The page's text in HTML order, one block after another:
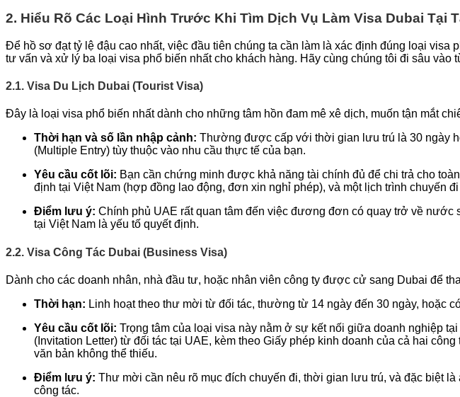
2. Hiểu Rõ Các Loại Hình Trước Khi Tìm Dịch Vụ Làm Visa Dubai Tại
Để hồ sơ đạt tỷ lệ đậu cao nhất, việc đầu tiên chúng ta cần làm là xác định đúng loại
tư vấn và xử lý ba loại visa phổ biến nhất cho khách hàng. Hãy cùng chúng tôi đi sâu vào
2.1. Visa Du Lịch Dubai (Tourist Visa)
Đây là loại visa phổ biến nhất dành cho những tâm hồn đam mê xê dịch, muốn tận mắt
Thời hạn và số lần nhập cảnh: Thường được cấp với thời gian lưu trú là 30 ngày
(Multiple Entry) tùy thuộc vào nhu cầu thực tế của bạn.
Yêu cầu cốt lõi: Bạn cần chứng minh được khả năng tài chính đủ để chi trả cho
định tại Việt Nam (hợp đồng lao động, đơn xin nghỉ phép), và một lịch trình chuyến
Điểm lưu ý: Chính phủ UAE rất quan tâm đến việc đương đơn có quay trở về nước
tại Việt Nam là yếu tố quyết định.
2.2. Visa Công Tác Dubai (Business Visa)
Dành cho các doanh nhân, nhà đầu tư, hoặc nhân viên công ty được cử sang Dubai để
Thời hạn: Linh hoạt theo thư mời từ đối tác, thường từ 14 ngày đến 30 ngày, hoặc
Yêu cầu cốt lõi: Trọng tâm của loại visa này nằm ở sự kết nối giữa doanh nghiệp
(Invitation Letter) từ đối tác tại UAE, kèm theo Giấy phép kinh doanh của cả hai
văn bản không thể thiếu.
Điểm lưu ý: Thư mời cần nêu rõ mục đích chuyến đi, thời gian lưu trú, và đặc biệt
công tác.